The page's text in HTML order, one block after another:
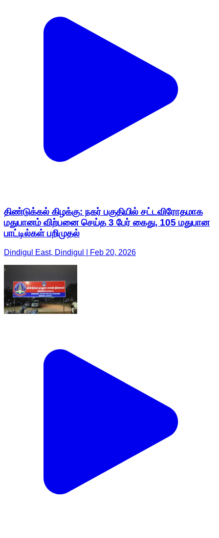
திண்டுக்கல் கிழக்கு: நகர் பகுதியில் சட்டவிரோதமாக
மதுபானம் விற்பனை செய்த 3 பேர் கைது, 105 மதுபான
பாட்டில்கள் பறிமுதல்
Dindigul East, Dindigul | Feb 20, 2026